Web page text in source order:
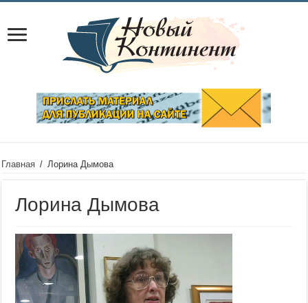
Главная / Лорина Дымова
Лорина Дымова